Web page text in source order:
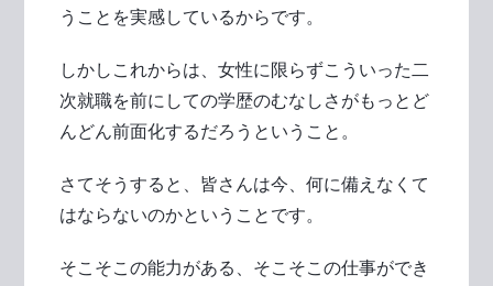
うことを実感しているからです。
しかしこれからは、女性に限らずこういった二
次就職を前にしての学歴のむなしさがもっとど
んどん前面化するだろうということ。
さてそうすると、皆さんは今、何に備えなくて
はならないのかということです。
そこそこの能力がある、そこそこの仕事ができ